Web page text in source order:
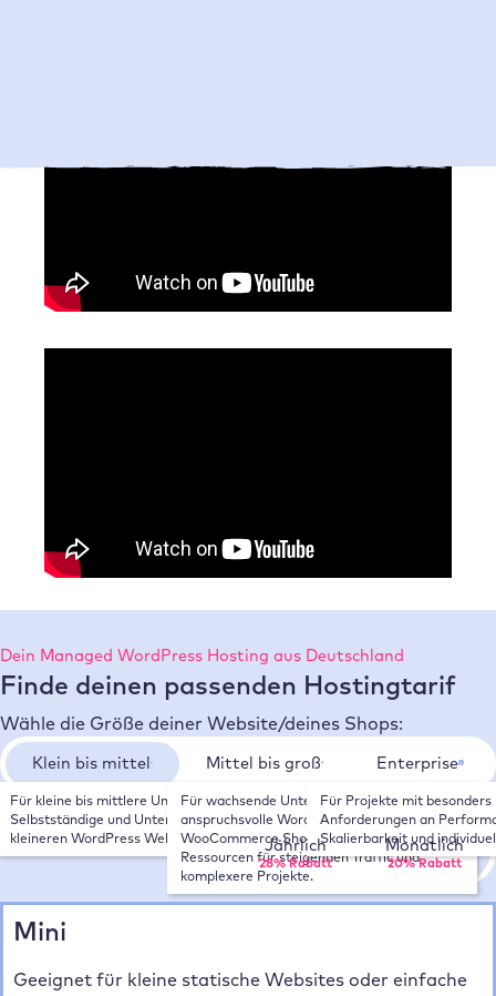
Dein Managed WordPress Hosting aus Deutschland
Finde deinen passenden Hostingtarif
Wähle die Größe deiner Website/deines Shops:
Klein bis mittel
Für kleine bis mittlere Unternehmen,
Selbstständige und Unternehmen mit
kleineren WordPress Websites.
Mittel bis groß
Für wachsende Unternehmen,
anspruchsvolle WordPress Websites und
WooCommerce Shops. Mehr Leistung und
Ressourcen für steigenden Traffic und
komplexere Projekte.
Enterprise
Für Projekte mit besonders
Anforderungen an
Skalierbarkeit und
Wähle deinen Zahlungsrhythmus:
Jährlich
28% Rabatt
Monatlich
20% Rabatt
Mini
Geeignet für kleine statische Websites oder einfache